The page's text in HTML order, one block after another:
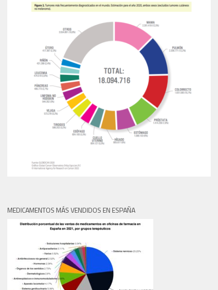
MEDICAMENTOS MÁS VENDIDOS EN ESPAÑA